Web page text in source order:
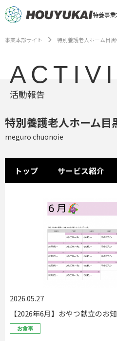
特養事
事業本部サイト 特別養護老人ホーム目
活動報告
特別養護老人ホーム目
meguro chuonoie
トップ サービス紹介
2026.05.27
【2026年6月】おやつ献立のお
お食事